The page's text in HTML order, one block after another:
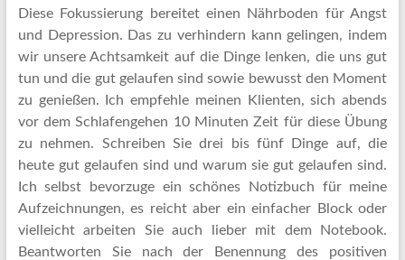
Diese Fokussierung bereitet einen Nährboden für Angst
und Depression. Das zu verhindern kann gelingen, indem
wir unsere Achtsamkeit auf die Dinge lenken, die uns gut
tun und die gut gelaufen sind sowie bewusst den Moment
zu genießen. Ich empfehle meinen Klienten, sich abends
vor dem Schlafengehen 10 Minuten Zeit für diese Übung
zu nehmen. Schreiben Sie drei bis fünf Dinge auf, die
heute gut gelaufen sind und warum sie gut gelaufen sind.
Ich selbst bevorzuge ein schönes Notizbuch für meine
Aufzeichnungen, es reicht aber ein einfacher Block oder
vielleicht arbeiten Sie auch lieber mit dem Notebook.
Beantworten Sie nach der Benennung des positiven